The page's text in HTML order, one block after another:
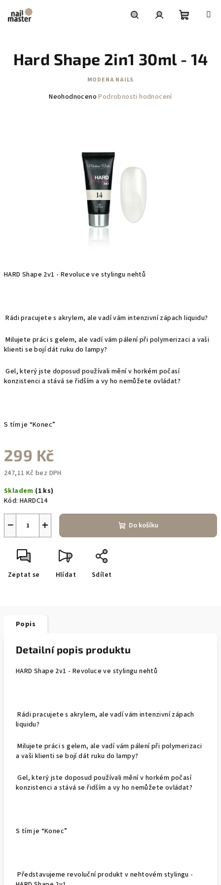
obsah
košík
HARD Shape 2v1 - Revoluce ve stylingu nehtů
Rádi pracujete s akrylem, ale vadí vám intenzivní zápach liquidu?
Milujete práci s gelem, ale vadí vám pálení při polymerizaci a vaši
klienti se bojí dát ruku do lampy?
Gel, který jste doposud používali mění v horkém počasí
konzistenci a stává se řidším a vy ho nemůžete ovládat?
S tím je “Konec”
299 Kč
247,11 Kč bez DPH
cena:
Skladem (1 ks)
Kód: HARDC14
+
− Do košíku
Zeptat se Hlídat Sdílet
Hard Shape 2in1 30ml - 14
MODENA NAILS
Průměrné
Neohodnoceno Podrobnosti hodnocení
Popis
Detailní popis produktu
HARD Shape 2v1 - Revoluce ve stylingu nehtů
Rádi pracujete s akrylem, ale vadí vám intenzivní zápach
liquidu?
Milujete práci s gelem, ale vadí vám pálení při polymerizaci
a vaši klienti se bojí dát ruku do lampy?
Gel, který jste doposud používali mění v horkém počasí
konzistenci a stává se řidším a vy ho nemůžete ovládat?
S tím je “Konec”
Představujeme revoluční produkt v nehtovém stylingu -